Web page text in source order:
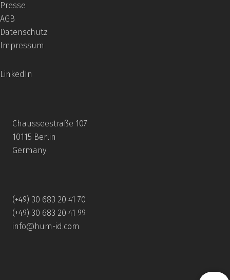
Presse
AGB
Datenschutz
Impressum
LinkedIn
Chausseestraße 107
10115 Berlin
Germany
(+49) 30 683 20 41 70
(+49) 30 683 20 41 99
info@hum-id.com